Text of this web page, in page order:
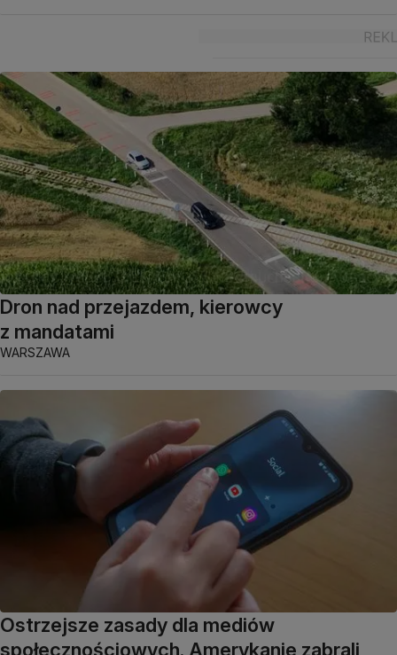
Dron nad przejazdem, kierowcy
z mandatami
WARSZAWA
Ostrzejsze zasady dla mediów
społecznościowych. Amerykanie zabrali